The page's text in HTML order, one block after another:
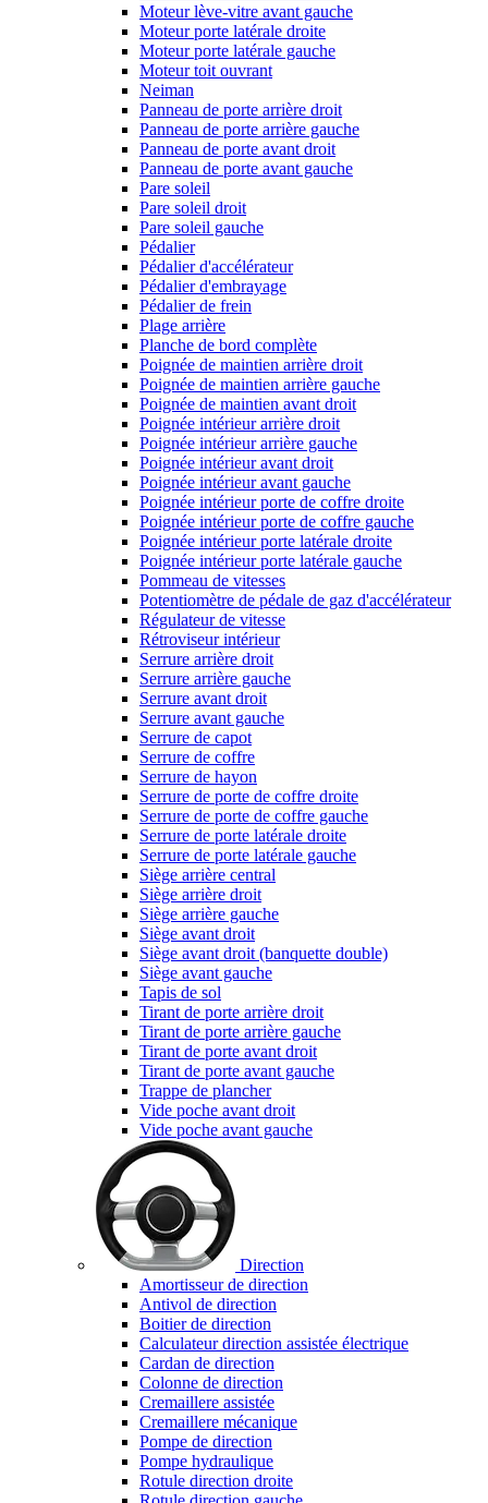
Moteur lève-vitre avant gauche
Moteur porte latérale droite
Moteur porte latérale gauche
Moteur toit ouvrant
Neiman
Panneau de porte arrière droit
Panneau de porte arrière gauche
Panneau de porte avant droit
Panneau de porte avant gauche
Pare soleil
Pare soleil droit
Pare soleil gauche
Pédalier
Pédalier d'accélérateur
Pédalier d'embrayage
Pédalier de frein
Plage arrière
Planche de bord complète
Poignée de maintien arrière droit
Poignée de maintien arrière gauche
Poignée de maintien avant droit
Poignée intérieur arrière droit
Poignée intérieur arrière gauche
Poignée intérieur avant droit
Poignée intérieur avant gauche
Poignée intérieur porte de coffre droite
Poignée intérieur porte de coffre gauche
Poignée intérieur porte latérale droite
Poignée intérieur porte latérale gauche
Pommeau de vitesses
Potentiomètre de pédale de gaz d'accélérateur
Régulateur de vitesse
Rétroviseur intérieur
Serrure arrière droit
Serrure arrière gauche
Serrure avant droit
Serrure avant gauche
Serrure de capot
Serrure de coffre
Serrure de hayon
Serrure de porte de coffre droite
Serrure de porte de coffre gauche
Serrure de porte latérale droite
Serrure de porte latérale gauche
Siège arrière central
Siège arrière droit
Siège arrière gauche
Siège avant droit
Siège avant droit (banquette double)
Siège avant gauche
Tapis de sol
Tirant de porte arrière droit
Tirant de porte arrière gauche
Tirant de porte avant droit
Tirant de porte avant gauche
Trappe de plancher
Vide poche avant droit
Vide poche avant gauche
Direction
Amortisseur de direction
Antivol de direction
Boitier de direction
Calculateur direction assistée électrique
Cardan de direction
Colonne de direction
Cremaillere assistée
Cremaillere mécanique
Pompe de direction
Pompe hydraulique
Rotule direction droite